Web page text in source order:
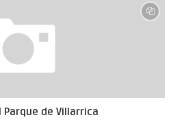
de Villarrica